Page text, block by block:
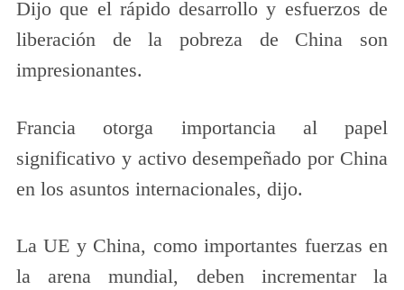
Dijo que el rápido desarrollo y esfuerzos de
liberación de la pobreza de China son
impresionantes.
Francia otorga importancia al papel
significativo y activo desempeñado por China
en los asuntos internacionales, dijo.
La UE y China, como importantes fuerzas en
la arena mundial, deben incrementar la